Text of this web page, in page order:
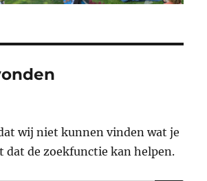
wij niet kunnen vinden wat je
dat de zoekfunctie kan helpen.